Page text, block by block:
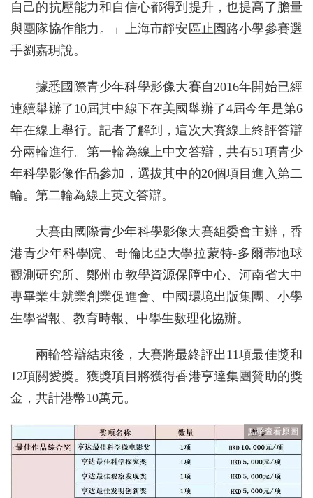
自己的抗壓能力和自信心都得到提升，也提高了膽量
與團隊協作能力。」上海市靜安區止園路小學參賽選
手劉嘉玥說。
據悉國際青少年科學影像大賽自2016年開始已經
連續舉辦了10屆其中線下在美國舉辦了4屆今年是第6
年在線上舉行。記者了解到，這次大賽線上終評答辯
分兩輪進行。第一輪為線上中文答辯，共有51項青少
年科學影像作品參加，選拔其中的20個項目進入第二
輪。第二輪為線上英文答辯。
大賽由國際青少年科學影像大賽組委會主辦，香
港青少年科學院、哥倫比亞大學拉蒙特-多爾蒂地球
觀測研究所、鄭州市教學資源保障中心、河南省大中
專畢業生就業創業促進會、中國環境出版集團、小學
生學習報、教育時報、中學生數理化協辦。
兩輪答辯結束後，大賽將最終評出11項最佳獎和
12項關愛獎。獲獎項目將獲得香港亨達集團贊助的獎
金，共計港幣10萬元。